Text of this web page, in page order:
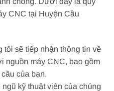
CNC tại Huyện Cầu
tôi sẽ tiếp nhận thông tin về
nguồn máy CNC, bao gồm
của bạn.
kỹ thuật viên của chúng